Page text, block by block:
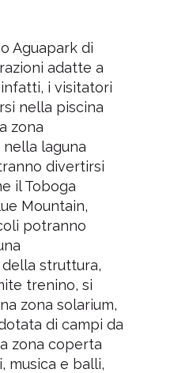
Aguapark di
adatte a
i visitatori
nella piscina
zona
laguna
divertirsi
il Toboga
Mountain,
potranno
struttura,
trenino, si
zona solarium,
di campi da
zona coperta
musica e balli,